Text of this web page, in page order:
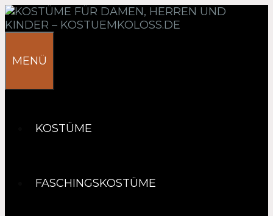
Springe
zum
MENÜ
KOSTÜME
FASCHINGSKOSTÜME